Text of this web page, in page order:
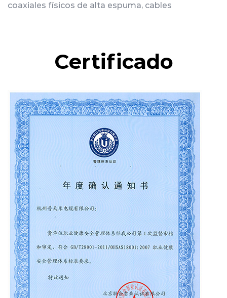
coaxiales físicos de alta espuma, cables
monitoreo Hay más de 1000 tipos en 8
categorías, incluidos cables, cables de
alimentadores.
Desde su creación en 2003, la empresa ha
seguido continuamente un modelo de gestión
empresarial moderno y ha superado con éxito la
certificación y aceptación de empresas
nacionales de alta tecnología, el Centro Provincial
de Alta Tecnología de Zhejiang, las Empresas
Provinciales de Ciencia y Tecnología de Zhejiang
y otros títulos. Incluyendo la certificación del
sistema ISO, la certificación de calificación
crediticia corporativa, la certificación Thiel, la
certificación ambiental CE\RoHS China y la
Certificado